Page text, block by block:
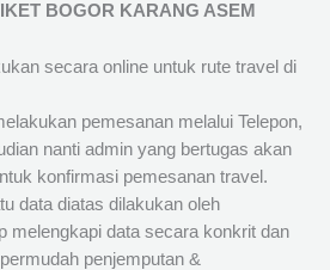
BOGOR KARANG ASEM
secara online untuk rute travel di
pemesanan melalui Telepon,
nanti admin yang bertugas akan
konfirmasi pemesanan travel.
data diatas dilakukan oleh
melengkapi data secara konkrit dan
penjemputan &